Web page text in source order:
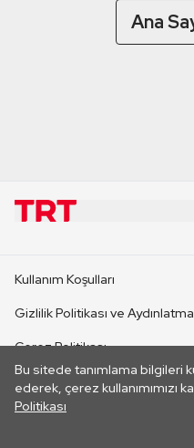
Ana
Bu sitede tanımlama bilgileri
ederek, çerez kullanımımızı
Politikası
CANLI YAYINLAR
Kullanım Koşulları
Gizlilik Politikası ve
Çerez Politikası
İletişim
Her hakkı saklıdır. ©2026